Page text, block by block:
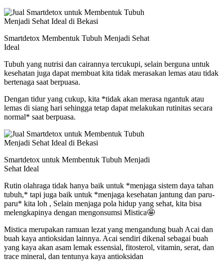
Smartdetox Membentuk Tubuh Menjadi Sehat
Ideal
Tubuh yang nutrisi dan cairannya tercukupi, selain berguna untuk
kesehatan juga dapat membuat kita tidak merasakan lemas atau tidak
bertenaga saat berpuasa.
Dengan tidur yang cukup, kita *tidak akan merasa ngantuk atau
lemas di siang hari sehingga tetap dapat melakukan rutinitas secara
normal* saat berpuasa.
Smartdetox untuk Membentuk Tubuh Menjadi
Sehat Ideal
Rutin olahraga tidak hanya baik untuk *menjaga sistem daya tahan
tubuh,* tapi juga baik untuk *menjaga kesehatan jantung dan paru-
paru* kita loh , Selain menjaga pola hidup yang sehat, kita bisa
melengkapinya dengan mengonsumsi Mistica🤩
Mistica merupakan ramuan lezat yang mengandung buah Acai dan
buah kaya antioksidan lainnya. Acai sendiri dikenal sebagai buah
yang kaya akan asam lemak essensial, fitosterol, vitamin, serat, dan
trace mineral, dan tentunya kaya antioksidan